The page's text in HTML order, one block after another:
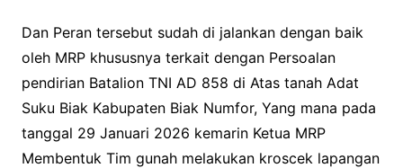
Dan Peran tersebut sudah di jalankan dengan baik
oleh MRP khususnya terkait dengan Persoalan
pendirian Batalion TNI AD 858 di Atas tanah Adat
Suku Biak Kabupaten Biak Numfor, Yang mana pada
tanggal 29 Januari 2026 kemarin Ketua MRP
Membentuk Tim gunah melakukan kroscek lapangan